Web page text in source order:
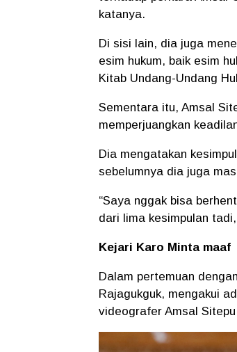
katanya.
Di sisi lain, dia juga
esim hukum, baik esim
Kitab Undang-Undang
Sementara itu, Amsal
memperjuangkan
Dia mengatakan
sebelumnya dia juga
“Saya nggak bisa
dari lima kesimpulan
Kejari Karo Minta maaf
Dalam pertemuan
Rajagukguk, mengakui
videografer Amsal